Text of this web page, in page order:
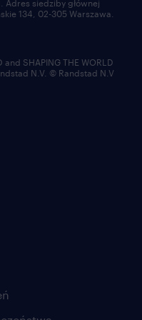
Adres siedziby głównej
134, 02-305 Warszawa.
and SHAPING THE WORLD
N.V. © Randstad N.V